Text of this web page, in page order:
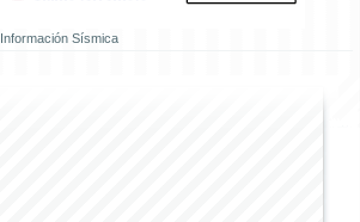
Información Sísmica